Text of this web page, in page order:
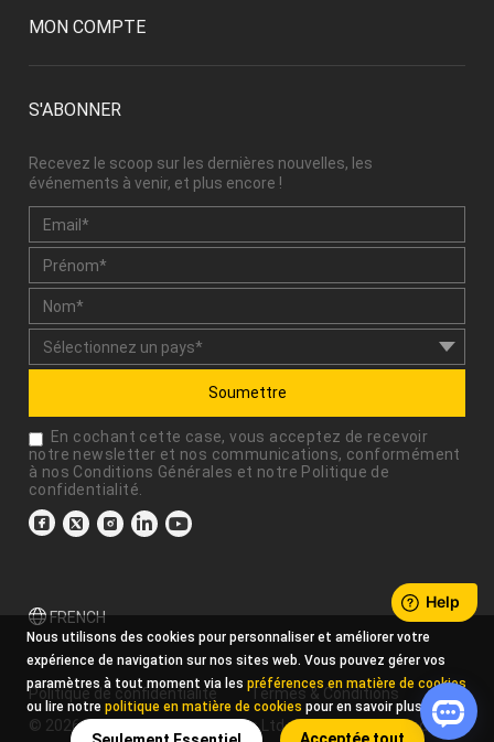
MON COMPTE
S'ABONNER
Recevez le scoop sur les dernières nouvelles, les
événements à venir, et plus encore !
Soumettre
En cochant cette case, vous acceptez de recevoir
notre newsletter et nos communications, conformément
à nos Conditions Générales et notre Politique de
confidentialité
FRENCH
Politique de confidentialité
Termes & Conditions
© 2026 Xencelabs Technologies Ltd. All Rights Reserved.
Nous utilisons des cookies pour personnaliser et améliorer votre
expérience de navigation sur nos sites web. Vous pouvez gérer vos
paramètres à tout moment via les préférences en matière de cookies
ou lire notre politique en matière de cookies pour en savoir plus.